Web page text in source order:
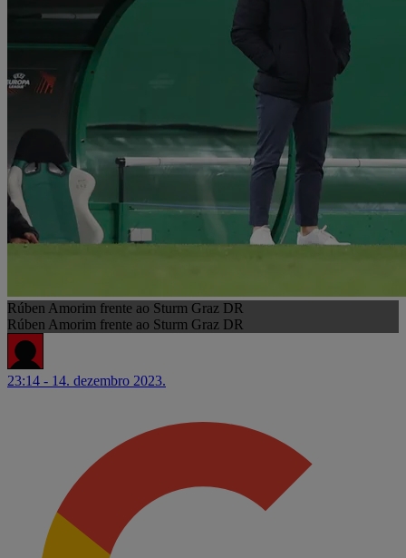
Rúben Amorim frente ao Sturm Graz DR
Rúben Amorim frente ao Sturm Graz DR
23:14 - 14. dezembro 2023.